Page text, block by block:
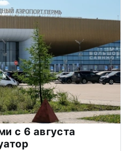
с 6 августа